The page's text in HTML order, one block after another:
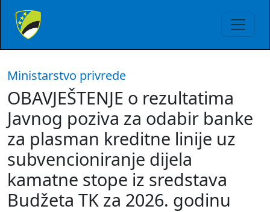
Ministarstvo privrede
OBAVJEŠTENJE o rezultatima
Javnog poziva za odabir banke
za plasman kreditne linije uz
subvencioniranje dijela
kamatne stope iz sredstava
Budžeta TK za 2026. godinu